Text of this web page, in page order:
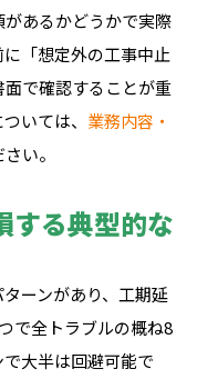
あるかどうかで実際
「想定外の工事中止
で確認することが重
いては、 業務内容・
い。
する典型的な
ーンがあり、工期延
で全トラブルの概ね8
大半は回避可能で